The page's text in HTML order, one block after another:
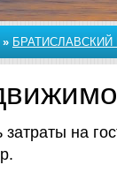
» БРАТИСЛАВСКИЙ
на